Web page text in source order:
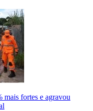
fortes e agravou